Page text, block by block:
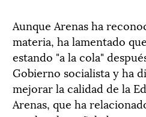
Aunque Arenas ha
materia, ha lamentado
estando "a la cola"
Gobierno socialista y ha
mejorar la calidad de la
Arenas, que ha